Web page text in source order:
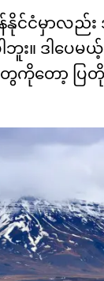
ငံမှာလည်း
း။ ဒါပေမ
ေကိုတော့ ပြ